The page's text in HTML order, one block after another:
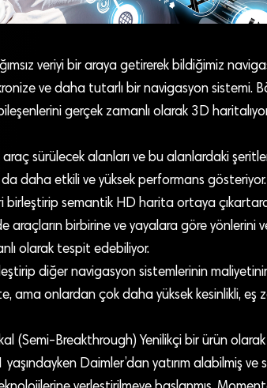
veriyi bir araya getirerek bildiğimiz
ve daha tutarlı bir navigasyon sistemi.
gerçek zamanlı olarak 3D
araç sürülecek alanları ve bu alanlardaki
da daha etkili ve yüksek performans gösteriyor.
birleştirip semantik HD harita ortaya
araçların birbirine ve yayalara göre yönlerini
olarak tespit edebiliyor.
diğer navigasyon sistemlerinin
ama onlardan çok daha yüksek kesinlikli, eş
(Semi-Breakthrough) Yenilikçi bir ürün olarak
Daimler’dan yatırım alabilmiş ve